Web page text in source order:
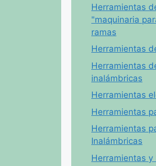
Herramientas
"maquinaria
ramas
Herramientas
Herramientas
inalámbricas
Herramientas
Herramientas
Herramientas
Inalámbricas
Herramientas y